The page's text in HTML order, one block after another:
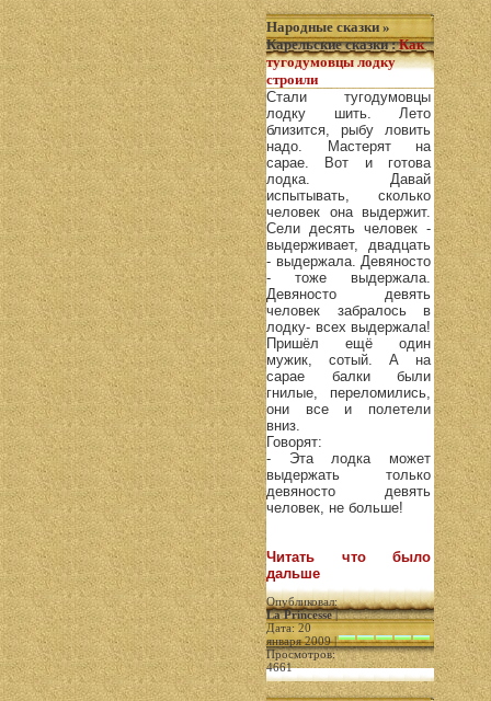
Народные сказки »
Карельские сказки:Как
тугодумовцы лодку
строили
Стали тугодумовцы
лодку шить. Лето
близится, рыбу ловить
надо. Мастерят на
сарае. Вот и готова
лодка. Давай
испытывать, сколько
человек она выдержит.
Сели десять человек -
выдерживает, двадцать
- выдержала. Девяносто
- тоже выдержала.
Девяносто девять
человек забралось в
лодку- всех выдержала!
Пришёл ещё один
мужик, сотый. А на
сарае балки были
гнилые, переломились,
они все и полетели
вниз.
Говорят:
- Эта лодка может
выдержать только
девяносто девять
человек, не больше!
Читать что было
дальше
Опубликовал:
La Princesse|
Дата: 20
января 2009 |
Просмотров:
4661